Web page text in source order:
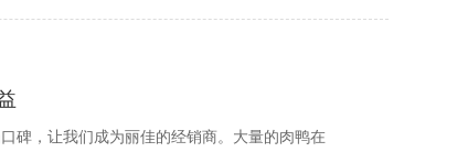
碑，让我们成为丽佳的经销商。大量的肉鸭在